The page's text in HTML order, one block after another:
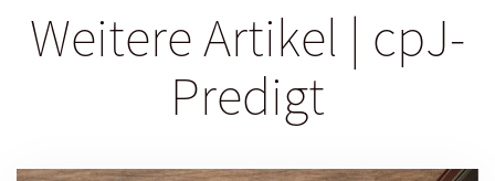
Weitere Artikel | cpJ-
Predigt